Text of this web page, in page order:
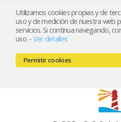
Utilizamos cookies propias y de
uso y de medición de nuestra web
servicios. Si continua navegando,
uso. - Ver detalles
Permitir cookies
Registrarse Mi
666521122 //